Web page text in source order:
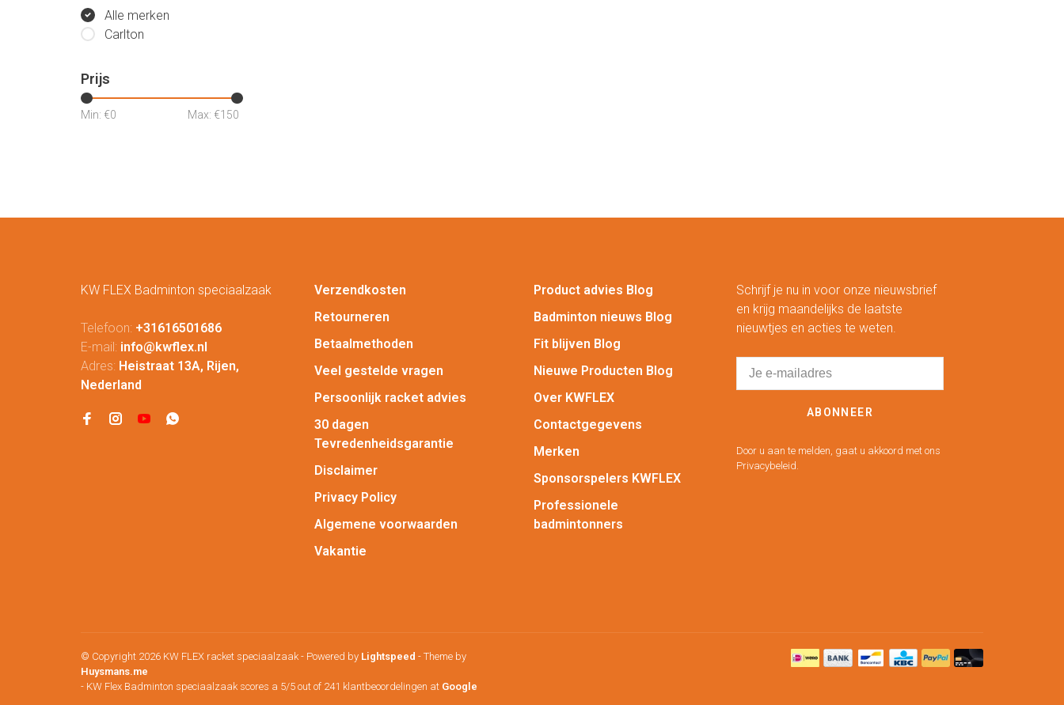
Alle merken
Carlton
Prijs
Min: €0 Max: €150
KW FLEX Badminton speciaalzaak
Telefoon: +31616501686
E-mail: info@kwflex.nl
Adres: Heistraat 13A, Rijen,
Nederland
Verzendkosten
Retourneren
Betaalmethoden
Veel gestelde vragen
Persoonlijk racket advies
30 dagen
Tevredenheidsgarantie
Disclaimer
Privacy Policy
Algemene voorwaarden
Vakantie
Product advies Blog
Badminton nieuws Blog
Fit blijven Blog
Nieuwe Producten Blog
Over KWFLEX
Contactgegevens
Merken
Sponsorspelers KWFLEX
Professionele
badmintonners
Schrijf je nu in voor onze nieuwsbrief
en krijg maandelijks de laatste
nieuwtjes en acties te weten.
ABONNEER
Door u aan te melden, gaat u akkoord met ons
Privacybeleid.
© Copyright 2026 KW FLEX racket speciaalzaak- Powered by Lightspeed - Theme by
Huysmans.me
- KW Flex Badminton speciaalzaak scores a 5/5 out of 241 klantbeoordelingen at Google